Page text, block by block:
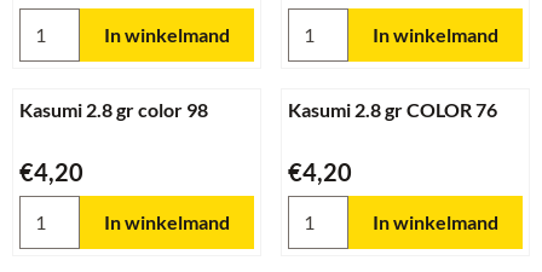
In winkelmand In winkelmand
Kasumi 2.8 gr color 98
Prijs: 4,20
€4,20
In winkelmand
Kasumi 2.8 gr COLOR 76
Prijs: 4,20
€4,20
In winkelmand